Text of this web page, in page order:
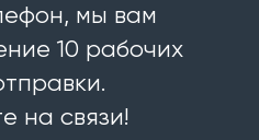
мы вам
10 рабочих
на связи!